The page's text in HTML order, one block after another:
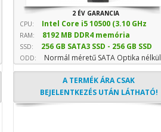
2 ÉV GARANCIA
CPU:
Intel Core i5 10500 (3.10 GHz
sebesség)
RAM: 8192 MB DDR4 memória
SSD:
256 GB SATA3 SSD - 256 GB SSD
(Normál)
ODD: Normál méretű SATA Optika nélkül
A TERMÉK ÁRA CSAK
BEJELENTKEZÉS UTÁN LÁTHATÓ!